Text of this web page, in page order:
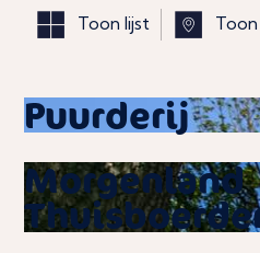
Toon lijst
Puurderij
Morgenland